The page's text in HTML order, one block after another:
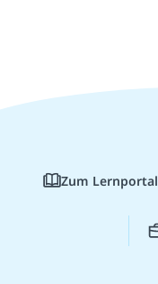
Zum Lernportal